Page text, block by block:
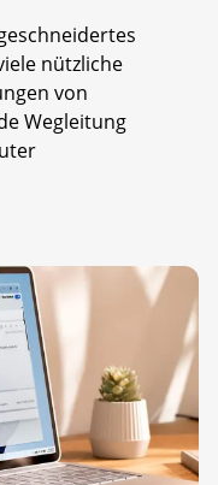
nützliche
von
Wegleitung